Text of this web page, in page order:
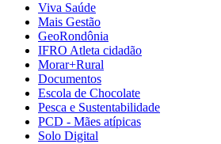
Viva Saúde
Mais Gestão
GeoRondônia
IFRO Atleta cidadão
Morar+Rural
Documentos
Escola de Chocolate
Pesca e Sustentabilidade
PCD - Mães atípicas
Solo Digital